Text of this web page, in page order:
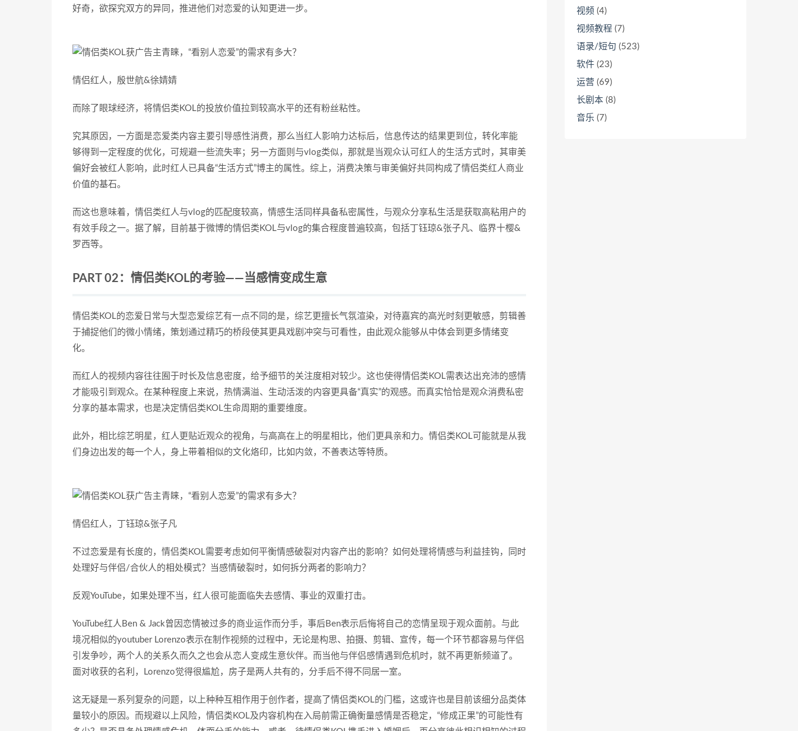
好奇，欲探究双方的异同，推进他们对恋爱的认知更进一步。
情侣红人，殷世航&徐婧婧
而除了眼球经济，将情侣类KOL的投放价值拉到较高水平的还有粉丝粘性。
究其原因，一方面是恋爱类内容主要引导感性消费，那么当红人影响力达标后，信息传达的结果更到位，转化率能
够得到一定程度的优化，可规避一些流失率；另一方面则与vlog类似，那就是当观众认可红人的生活方式时，其审美
偏好会被红人影响，此时红人已具备“生活方式”博主的属性。综上，消费决策与审美偏好共同构成了情侣类红人商业
价值的基石。
而这也意味着，情侣类红人与vlog的匹配度较高，情感生活同样具备私密属性，与观众分享私生活是获取高粘用户的
有效手段之一。据了解，目前基于微博的情侣类KOL与vlog的集合程度普遍较高，包括丁钰琼&张子凡、临界十樱&
罗西等。
PART 02：情侣类KOL的考验——当感情变成生意
情侣类KOL的恋爱日常与大型恋爱综艺有一点不同的是，综艺更擅长气氛渲染，对待嘉宾的高光时刻更敏感，剪辑善
于捕捉他们的微小情绪，策划通过精巧的桥段使其更具戏剧冲突与可看性，由此观众能够从中体会到更多情绪变
化。
而红人的视频内容往往囿于时长及信息密度，给予细节的关注度相对较少。这也使得情侣类KOL需表达出充沛的感情
才能吸引到观众。在某种程度上来说，热情满溢、生动活泼的内容更具备“真实”的观感。而真实恰恰是观众消费私密
分享的基本需求，也是决定情侣类KOL生命周期的重要维度。
此外，相比综艺明星，红人更贴近观众的视角，与高高在上的明星相比，他们更具亲和力。情侣类KOL可能就是从我
们身边出发的每一个人，身上带着相似的文化烙印，比如内敛，不善表达等特质。
情侣红人，丁钰琼&张子凡
不过恋爱是有长度的，情侣类KOL需要考虑如何平衡情感破裂对内容产出的影响？如何处理将情感与利益挂钩，同时
处理好与伴侣/合伙人的相处模式？当感情破裂时，如何拆分两者的影响力？
反观YouTube，如果处理不当，红人很可能面临失去感情、事业的双重打击。
YouTube红人Ben & Jack曾因恋情被过多的商业运作而分手，事后Ben表示后悔将自己的恋情呈现于观众面前。与此
境况相似的youtuber Lorenzo表示在制作视频的过程中，无论是构思、拍摄、剪辑、宣传，每一个环节都容易与伴侣
引发争吵，两个人的关系久而久之也会从恋人变成生意伙伴。而当他与伴侣感情遇到危机时，就不再更新频道了。
面对收获的名利，Lorenzo觉得很尴尬，房子是两人共有的，分手后不得不同居一室。
这无疑是一系列复杂的问题，以上种种互相作用于创作者，提高了情侣类KOL的门槛，这或许也是目前该细分品类体
量较小的原因。而规避以上风险，情侣类KOL及内容机构在入局前需正确衡量感情是否稳定，“修成正果”的可能性有
视频 (4)
视频教程 (7)
语录/短句 (523)
软件 (23)
运营 (69)
长剧本 (8)
音乐 (7)